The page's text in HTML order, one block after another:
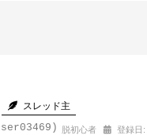
スレッド主
脱初心者 登録日